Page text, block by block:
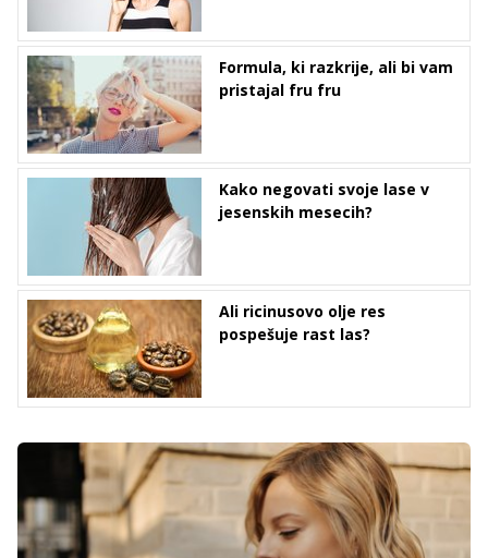
Formula, ki razkrije, ali bi vam
pristajal fru fru
Kako negovati svoje lase v
jesenskih mesecih?
Ali ricinusovo olje res
pospešuje rast las?